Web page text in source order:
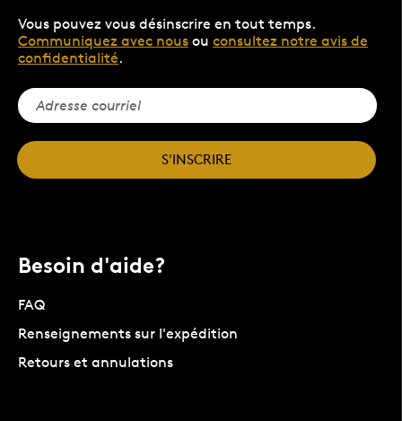
Vous pouvez vous désinscrire en tout temps.
Communiquez avec nous ou consultez notre avis de
confidentialité.
S'INSCRIRE
Besoin d'aide?
FAQ
Renseignements sur l'expédition
Retours et annulations